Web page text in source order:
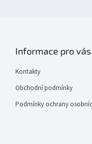
Informace pro vás
Kontakty
Obchodní podmínky
Podmínky ochrany